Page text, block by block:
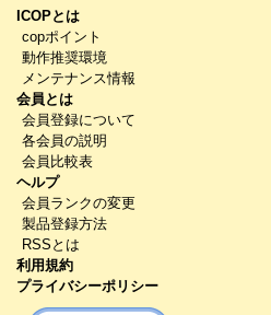
ICOPとは
copポイント
動作推奨環境
メンテナンス情報
会員とは
会員登録について
各会員の説明
会員比較表
ヘルプ
会員ランクの変更
製品登録方法
RSSとは
利用規約
プライバシーポリシー